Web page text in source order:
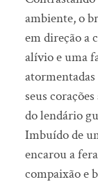
ambiente, o
em direção a
alívio e uma
seus
do lendário
Imbuído de
encarou a
compaixão e